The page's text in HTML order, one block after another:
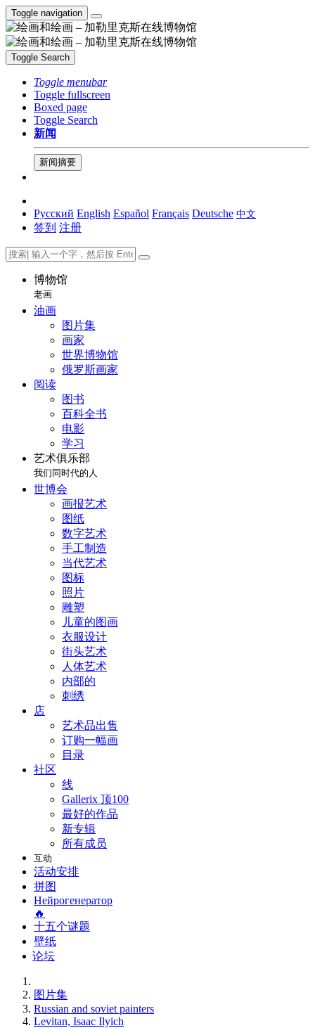
Toggle navigation
Toggle Search
Toggle menubar
Toggle fullscreen
Boxed page
Toggle Search
新闻
新闻摘要
Русский English Español Français Deutsche 中文
签到 注册
博物馆
老画
油画
图片集
画家
世界博物馆
俄罗斯画家
阅读
图书
百科全书
电影
学习
艺术俱乐部
我们同时代的人
世博会
画报艺术
图纸
数字艺术
手工制造
当代艺术
图标
照片
雕塑
儿童的图画
衣服设计
街头艺术
人体艺术
内部的
刺绣
店
艺术品出售
订购一幅画
目录
社区
线
Gallerix 顶100
最好的作品
新专辑
所有成员
互动
活动安排
拼图
Нейрогенератор
🔥
十五个谜题
壁纸
论坛
图片集
Russian and soviet painters
Levitan, Isaac Ilyich